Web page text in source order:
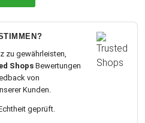
zu gewährleisten,
Shops Bewertungen
von
Kunden.
geprüft.